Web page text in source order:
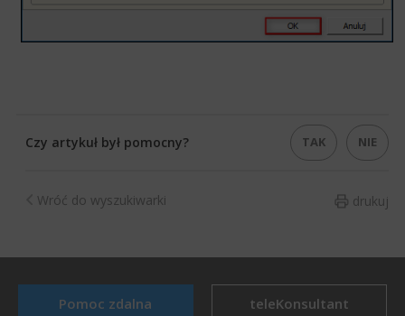
Czy artykuł był pomocny? TAK NIE
drukuj
Wróć do wyszukiwarki
Pomoc zdalna teleKonsultant